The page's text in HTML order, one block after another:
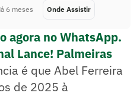
6 meses Onde Assistir
agora no WhatsApp.
Lance! Palmeiras
é que Abel Ferreira
de 2025 à